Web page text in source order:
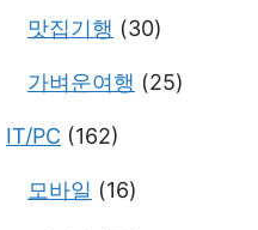
맛집기행 (30)
가벼운여행 (25)
IT/PC (162)
모바일 (16)